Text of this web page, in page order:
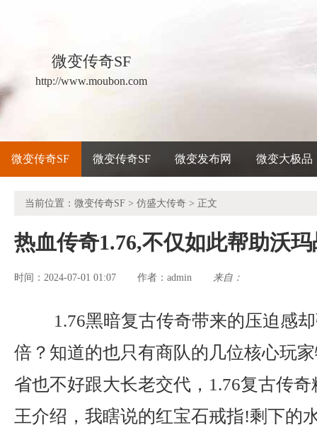
微变传奇SF
http://www.moubon.com
微变传奇SF 微变传奇SF 微变发布网 微变大极品
当前位置： 微变传奇SF > 仿盛大传奇 > 正文
热血传奇1.76,不仅如此帮助沃
时间：2024-07-01 01:07 作者： admin 来自：
1.76黑暗复古传奇带来的压迫感
倍？知道的也只有商队的几位核心玩
省也不好跟大长老交代，1.76复古传
王介绍，我瞎说的红宝石戒指!剩下的